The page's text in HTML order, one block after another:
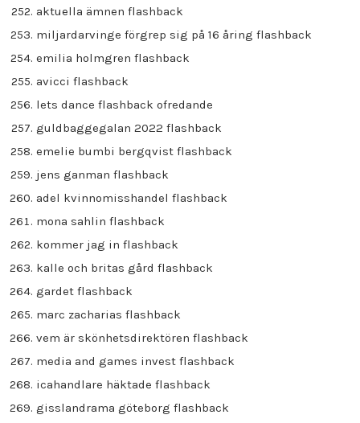
aktuella ämnen flashback
miljardarvinge förgrep sig på 16 åring flashback
emilia holmgren flashback
avicci flashback
lets dance flashback ofredande
guldbaggegalan 2022 flashback
emelie bumbi bergqvist flashback
jens ganman flashback
adel kvinnomisshandel flashback
mona sahlin flashback
kommer jag in flashback
kalle och britas gård flashback
gardet flashback
marc zacharias flashback
vem är skönhetsdirektören flashback
media and games invest flashback
icahandlare häktade flashback
gisslandrama göteborg flashback